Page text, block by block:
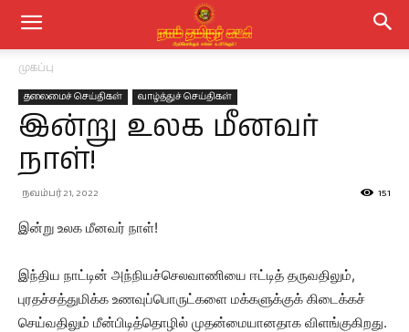
முகப்பு
தலைமைச் செய்திகள் வாழ்த்துச் செய்திகள்
இன்று உலக மீனவர்
நாள்!
நவம்பர் 21, 2022 151
இன்று உலக மீனவர் நாள்!
இந்திய நாட்டின் அந்நியச்செலவாணியை ஈட்டித் தருவதிலும்,
புரதச்சத்துமிக்க உணவுப்பொருட்களை மக்களுக்குக் கிடைக்கச்
செய்வதிலும் மீன்பிடித்தொழில் முதன்மையானதாக விளங்குகிறது.